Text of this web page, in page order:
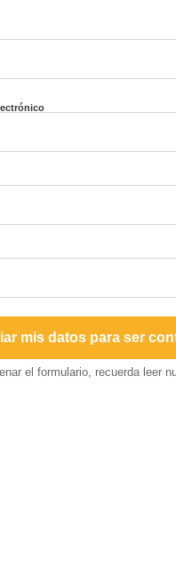
el formulario, recuerda leer